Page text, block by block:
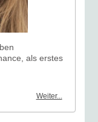
als erstes
Weiter...